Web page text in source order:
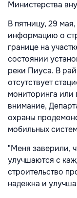
Министерства
В пятницу, 29
информацию о
границе на
состоянии
реки Пиуса. В
отсутствует
мониторинга или
внимание,
охраны
мобильных
"Меня заверили,
улучшаются с
строительство
надежна и